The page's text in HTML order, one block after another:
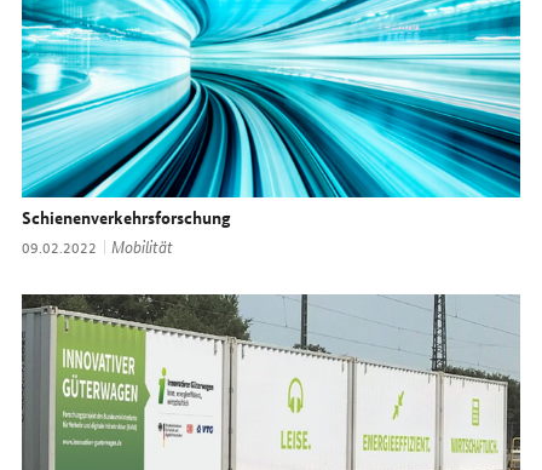
Schienenverkehrsforschung
Datum:
09.02.2022 Thema:
Mobilität